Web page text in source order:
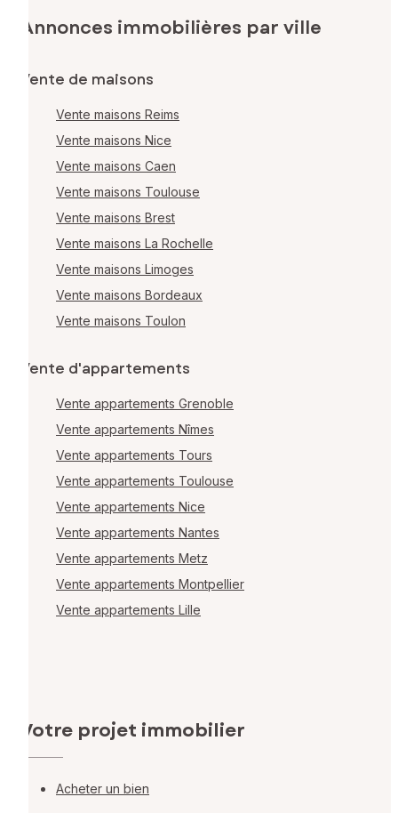
Annonces immobilières par ville
Vente de maisons
Vente maisons Reims
Vente maisons Nice
Vente maisons Caen
Vente maisons Toulouse
Vente maisons Brest
Vente maisons La Rochelle
Vente maisons Limoges
Vente maisons Bordeaux
Vente maisons Toulon
Vente d'appartements
Vente appartements Grenoble
Vente appartements Nîmes
Vente appartements Tours
Vente appartements Toulouse
Vente appartements Nice
Vente appartements Nantes
Vente appartements Metz
Vente appartements Montpellier
Vente appartements Lille
Votre projet immobilier
Acheter un bien